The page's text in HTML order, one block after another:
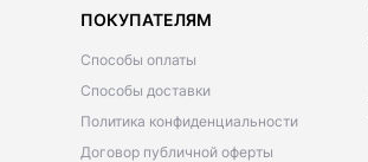
ПОКУПАТЕЛЯМ
Способы оплаты
Способы доставки
Политика конфиденциальности
Договор публичной оферты